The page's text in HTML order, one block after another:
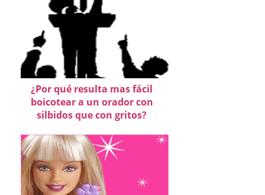
¿Por qué resulta mas fácil
boicotear a un orador con
silbidos que con gritos?